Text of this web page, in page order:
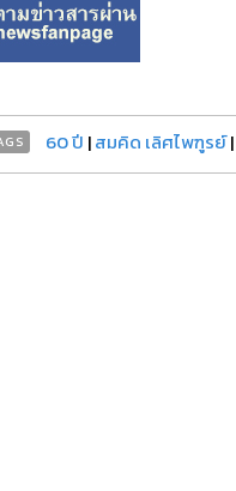
60 ปี |สมคิด เลิศไพฑูรย์|